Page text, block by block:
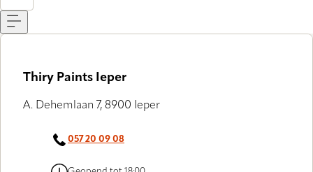
NL
Thiry Paints Ieper
A. Dehemlaan 7, 8900 Ieper
057 20 09 08